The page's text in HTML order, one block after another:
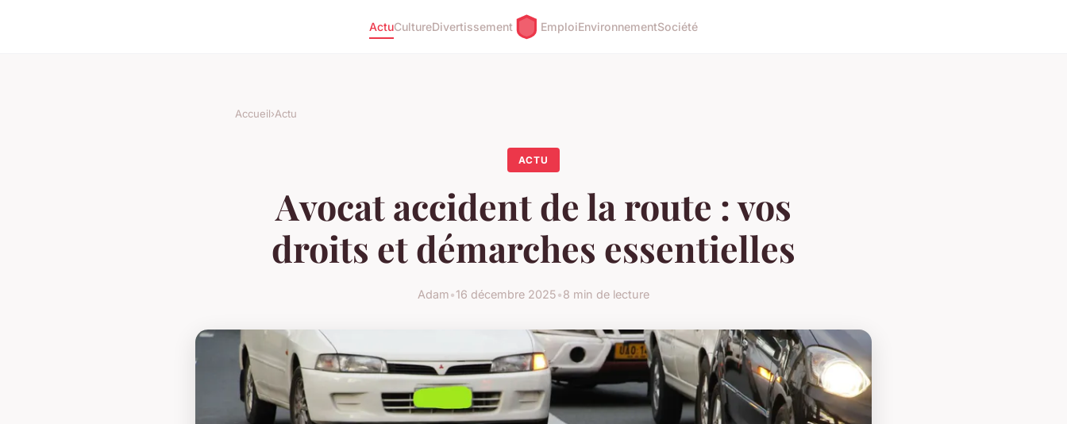
ActuCultureDivertissement EmploiEnvironnementSociété
Accueil›Actu
ACTU
Avocat accident de la route : vos
droits et démarches essentielles
Adam•16 décembre 2025•8 min de lecture